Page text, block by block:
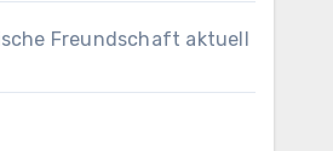
Freundschaft aktuell